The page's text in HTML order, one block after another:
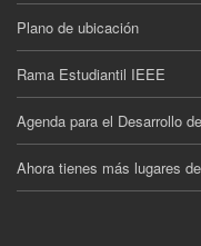
Plano de ubicación
Rama Estudiantil IEEE
Agenda para el Desarrollo
Ahora tienes más lugares